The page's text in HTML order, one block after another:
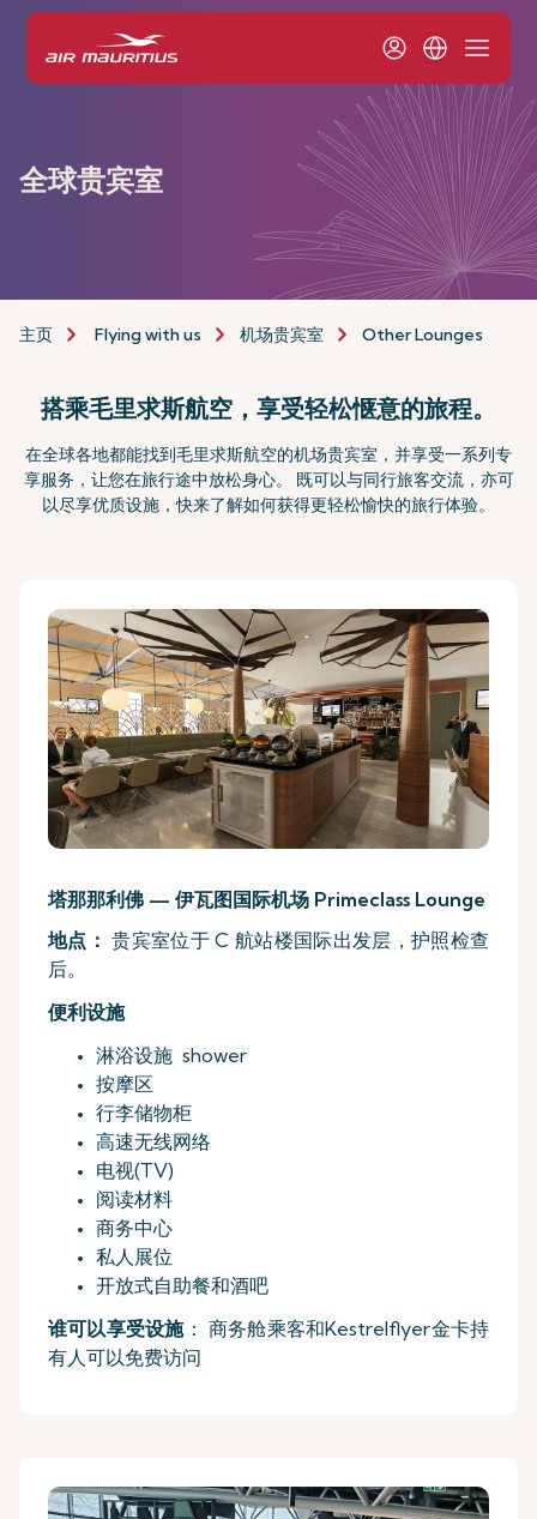
全球贵宾室
主页 Flying with us 机场贵宾室 Other Lounges
搭乘毛里求斯航空，享受轻松惬意的旅程。
在全球各地都能找到毛里求斯航空的机场贵宾室，并享受一系列专
享服务，让您在旅行途中放松身心。 既可以与同行旅客交流，亦可
以尽享优质设施，快来了解如何获得更轻松愉快的旅行体验。
塔那那利佛 — 伊瓦图国际机场 Primeclass Lounge
地点： 贵宾室位于 C 航站楼国际出发层，护照检查
后。
便利设施
淋浴设施 shower
按摩区
行李储物柜
高速无线网络
电视(TV)
阅读材料
商务中心
私人展位
开放式自助餐和酒吧
谁可以享受设施： 商务舱乘客和Kestrelflyer金卡持
有人可以免费访问